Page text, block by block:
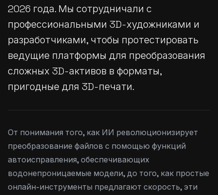
2026 года. Мы сотрудничали с
профессиональными 3D-художниками и
разработчиками, чтобы протестировать
ведущие платформы для преобразования
сложных 3D-активов в форматы,
пригодные для 3D-печати.
От понимания того, как ИИ революционизирует
преобразование файлов с помощью функций
автоисправления, обеспечивающих
водонепроницаемые модели, до того, как простые
онлайн-инструменты предлагают скорость, эти